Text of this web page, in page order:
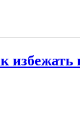
избежать